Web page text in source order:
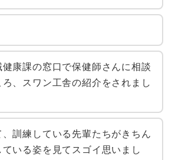
健康課の窓口で保健師さんに相談
ろ、スワン工舎の紹介をされまし
、訓練している先輩たちがきちん
ている姿を見てスゴイ思いまし